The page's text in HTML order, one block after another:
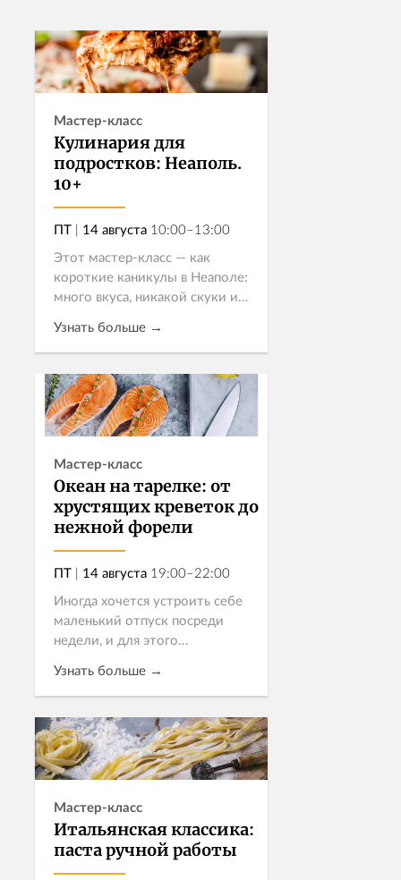
Мастер-класс
Кулинария для
подростков: Неаполь.
10+
ПТ | 14 августа 10:00–13:00
Этот мастер-класс — как
короткие каникулы в Неаполе:
много вкуса, никакой скуки и
научатся базовым приемам
итальянской кухни под
руководством опытного шефа
— с ясными, понятн...
Узнать больше →
Записаться
Мастер-класс
Океан на тарелке: от
хрустящих креветок до
нежной форели
ПТ | 14 августа 19:00–22:00
Иногда хочется устроить себе
маленький отпуск посреди
недели, и для этого
города, ведь море – ближе чем
кажется! Приглашаем вас в
гастрономическое путешествие,
попробовать...
Узнать больше →
Записаться
Мастер-класс
Итальянская классика:
паста ручной работы